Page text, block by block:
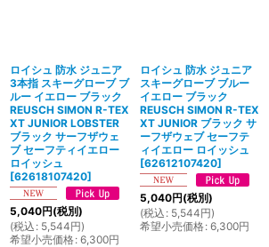
ロイシュ 防水 ジュニア
3本指 スキーグローブ ブ
ルー イエロー ブラック
REUSCH SIMON R-TEX
XT JUNIOR LOBSTER
ブラック サーフザウェ
ブ セーフティイエロー
ロイッシュ
[62618107420]
5,040円(税別)
(税込 : 5,544円)
希望小売価格: 6,300円
ロイシュ 防水 ジュニア
スキーグローブ ブルー
イエロー ブラック
REUSCH SIMON R-TEX
XT JUNIOR ブラック サ
ーフザウェブ セーフテ
ィイエロー ロイッシュ
[62612107420]
5,040円(税別)
(税込 : 5,544円)
希望小売価格: 6,300円